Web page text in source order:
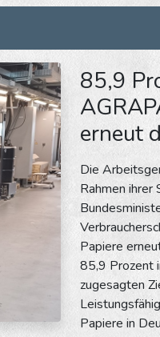
85,9
erneut
Die
Rahmen
Papiere
85,9 Prozent
zugesagten
Papiere in